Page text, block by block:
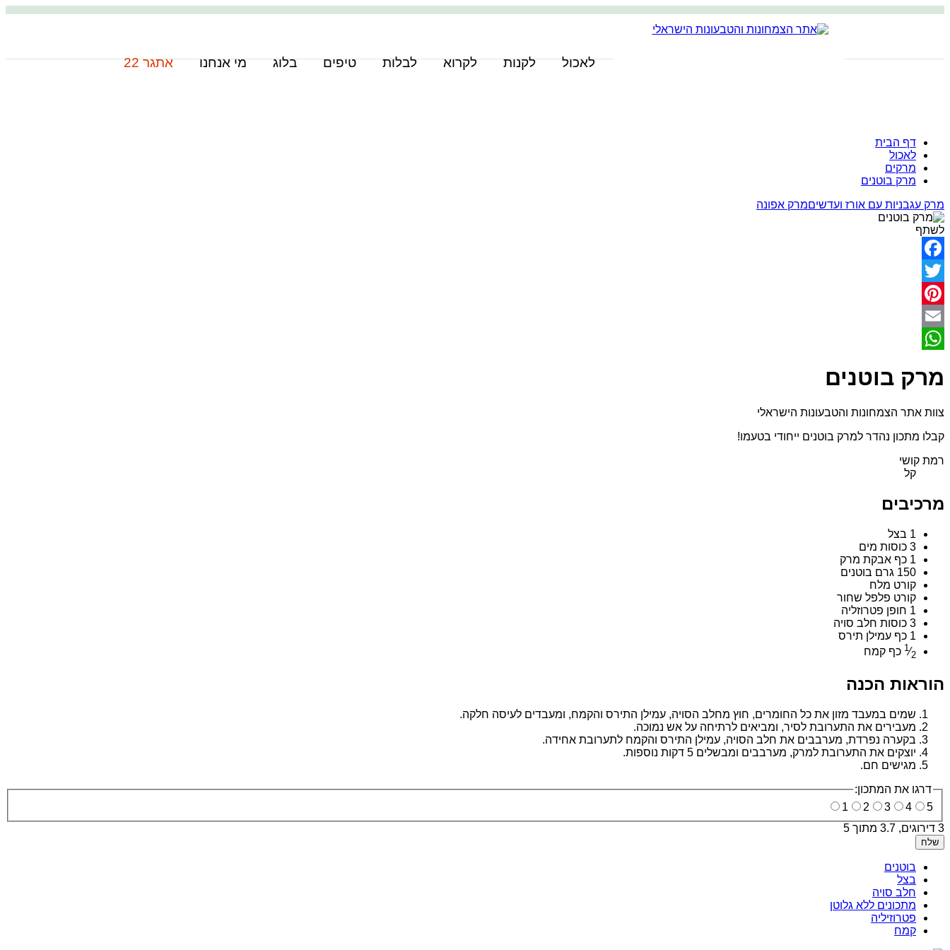
לאכול לקנות לקרוא לבלות טיפים בלוג מי אנחנו אתגר 22
דף הבית
לאכול
מרקים
מרק בוטנים
מרק עגבניות עם אורז ועדשיםמרק אפונה
לשתף
Facebook
Twitter
Pinterest
Email
מרק בוטנים
צוות אתר הצמחונות והטבעונות הישראלי
קבלו מתכון נהדר למרק בוטנים ייחודי בטעמו!
רמת קושי
קל
מרכיבים
1 בצל
3 כוסות מים
1 כף אבקת מרק
150 גרם בוטנים
קורט מלח
קורט פלפל שחור
1 חופן פטרוזליה
3 כוסות חלב סויה
1 כף עמילן תירס
1⁄2 כף קמח
הוראות הכנה
שמים במעבד מזון את כל החומרים, חוץ מחלב הסויה, עמילן התירס והקמח, ומעבדים לעיסה חלקה.
מעבירים את התערובת לסיר, ומביאים לרתיחה על אש נמוכה.
בקערה נפרדת, מערבבים את חלב הסויה, עמילן התירס והקמח לתערובת אחידה.
יוצקים את התערובת למרק, מערבבים ומבשלים 5 דקות נוספות.
מגישים חם.
דרגו את המתכון:
5
4
3
2
1
3 דירוגים
, 3.7 מתוך 5
שלח
בוטנים
בצל
חלב סויה
מתכונים ללא גלוטן
פטרוזיליה
קמח